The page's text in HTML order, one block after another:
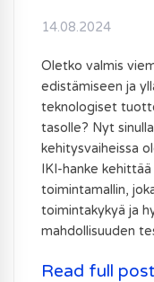
14.08.2024
Oletko valmis
edistämiseen ja
teknologiset
tasolle? Nyt
kehitysvaiheissa
IKI-hanke
toimintamallin,
toimintakykyä ja
mahdollisuuden
Read full post